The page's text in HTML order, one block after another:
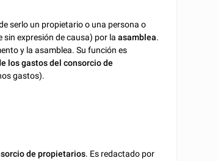
serlo un propietario o una persona o
sin expresión de causa) por laasamblea.
y la asamblea. Su función es
los gastos del consorcio de
gastos).
de propietarios. Es redactado por